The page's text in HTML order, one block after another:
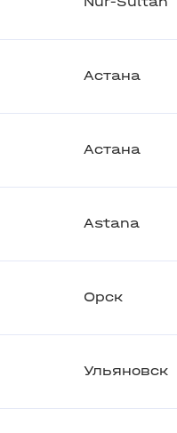
Астана
Астана
Astana
Орск
Ульяновск